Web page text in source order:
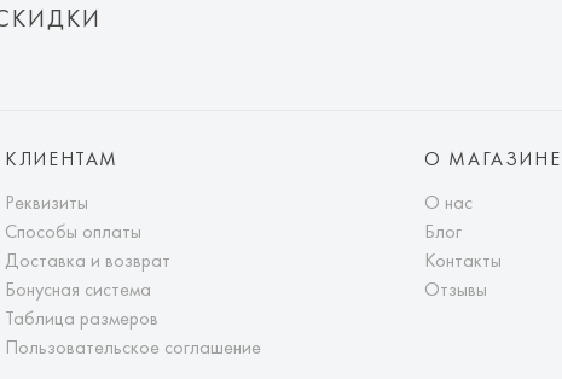
КЛИЕНТАМ
Реквизиты
Способы оплаты
Доставка и возврат
Бонусная система
Таблица размеров
Пользовательское соглашение
О МАГАЗИНЕ
О нас
Блог
Контакты
Отзывы